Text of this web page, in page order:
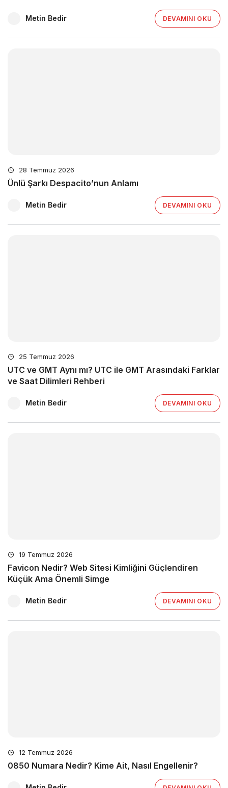
Metin Bedir DEVAMINI OKU
28 Temmuz 2026
Ünlü Şarkı Despacito’nun Anlamı
Metin Bedir DEVAMINI OKU
25 Temmuz 2026
UTC ve GMT Aynı mı? UTC ile GMT Arasındaki Farklar
ve Saat Dilimleri Rehberi
Metin Bedir DEVAMINI OKU
19 Temmuz 2026
Favicon Nedir? Web Sitesi Kimliğini Güçlendiren
Küçük Ama Önemli Simge
Metin Bedir DEVAMINI OKU
12 Temmuz 2026
0850 Numara Nedir? Kime Ait, Nasıl Engellenir?